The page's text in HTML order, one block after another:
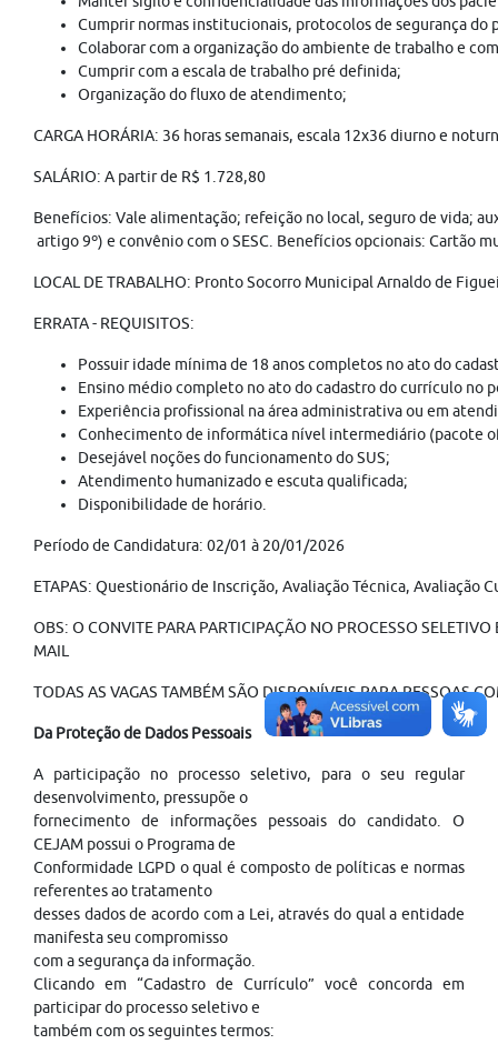
Cumprir normas institucionais, protocolos de segurança
Colaborar com a organização do ambiente de trabalho e
Cumprir com a escala de trabalho pré definida;
Organização do fluxo de atendimento;
CARGA HORÁRIA: 36 horas semanais, escala 12x36 diurno e
SALÁRIO: A partir de R$ 1.728,80
Benefícios: Vale alimentação; refeição no local, seguro de vida;
artigo 9º) e convênio com o SESC. Benefícios opcionais: Cartão
LOCAL DE TRABALHO: Pronto Socorro Municipal Arnaldo de
ERRATA - REQUISITOS:
Possuir idade mínima de 18 anos completos no ato do
Ensino médio completo no ato do cadastro do currículo no
Experiência profissional na área administrativa ou em
Conhecimento de informática nível intermediário (pacote
Desejável noções do funcionamento do SUS;
Atendimento humanizado e escuta qualificada;
Disponibilidade de horário.
Período de Candidatura: 02/01 à 20/01/2026
ETAPAS: Questionário de Inscrição, Avaliação Técnica,
OBS: O CONVITE PARA PARTICIPAÇÃO NO PROCESSO SELETIVO
MAIL
TODAS AS VAGAS TAMBÉM SÃO DISPONÍVEIS PARA PESSOAS
Da Proteção de Dados Pessoais
A participação no processo seletivo, para o seu regular
desenvolvimento, pressupõe o
fornecimento de informações pessoais do candidato. O
CEJAM possui o Programa de
Conformidade LGPD o qual é composto de políticas e normas
referentes ao tratamento
desses dados de acordo com a Lei, através do qual a entidade
manifesta seu compromisso
com a segurança da informação.
Clicando em “Cadastro de Currículo” você concorda em
participar do processo seletivo e
também com os seguintes termos: